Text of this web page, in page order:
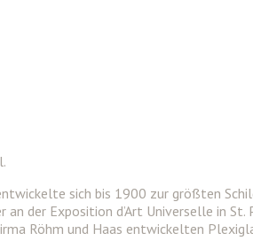
sich bis 1900 zur größten
der Exposition d’Art Universelle in St.
Röhm und Haas entwickelten